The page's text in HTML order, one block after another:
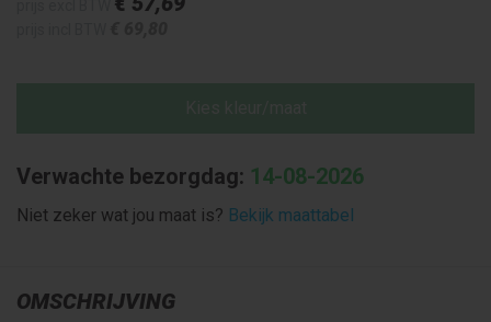
Verwachte bezorgdag: 14-08-2026
Niet zeker wat jou maat is? Bekijk maattabel
OMSCHRIJVING